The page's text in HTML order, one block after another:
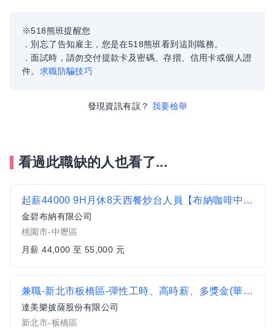
※518熊班提醒您
．別忘了告知雇主，您是在518熊班看到這則職務。
．面試時，請勿交付提款卡及密碼、存摺、信用卡或個人證
件。 求職防騙技巧
發現資訊有誤？ 我要檢舉
看過此職缺的人也看了...
起薪44000 9H月休8天西餐炒台人員【布納咖啡中壢館】
金碧布納有限公司
桃園市-中壢區
月薪 44,000 至 55,000 元
兼職-新北市板橋區-彈性工時、高時薪、多獎金(華興街)
達美樂披薩股份有限公司
新北市-板橋區